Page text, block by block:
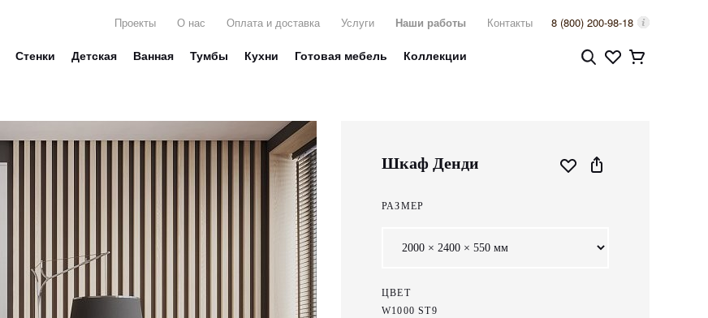
Проекты О нас Оплата и доставка Услуги Наши работы Контакты 8 (800) 200-98-18
Стенки Детская Ванная Тумбы Кухни Готовая мебель Коллекции
Шкаф Денди
РАЗМЕР
ЦВЕТ
W1000 ST9